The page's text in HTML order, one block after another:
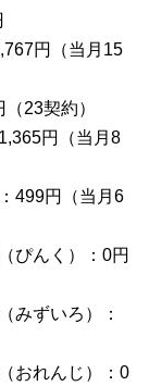
円（当月15
23契約）
円（当月8
499円（当月6
ぴんく）：0円
みずいろ）：
おれんじ）：0